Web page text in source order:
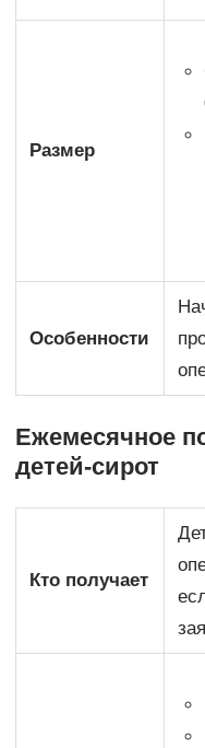
Размер
Особенности
Ежемесячное
детей-сирот
Кто получает